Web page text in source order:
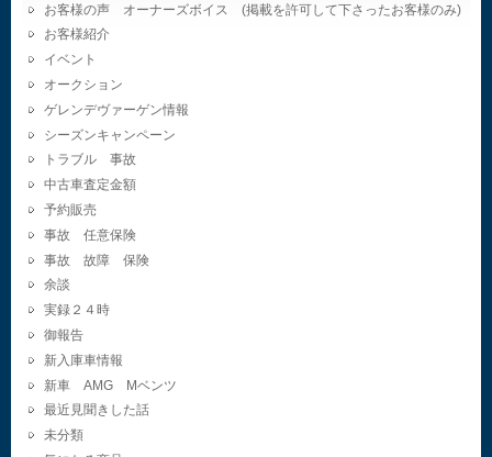
お客様の声 オーナーズボイス (掲載を許可して下さったお客様のみ)
お客様紹介
イベント
オークション
ゲレンデヴァーゲン情報
シーズンキャンペーン
トラブル 事故
中古車査定金額
予約販売
事故 任意保険
事故 故障 保険
余談
実録２４時
御報告
新入庫車情報
新車 AMG Mベンツ
最近見聞きした話
未分類